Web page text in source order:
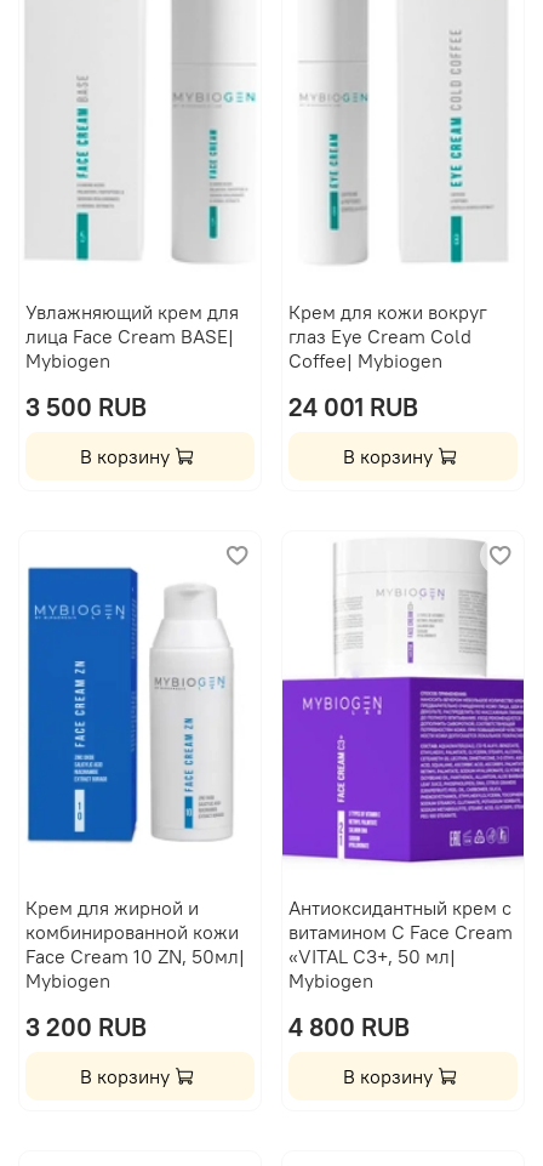
Увлажняющий крем для
лица Face Cream BASE|
Mybiogen
3 500 RUB
В корзину
Крем для кожи вокруг
глаз Eye Cream Cold
Coffee| Mybiogen
24 001 RUB
В корзину
Крем для жирной и
комбинированной кожи
Face Cream 10 ZN, 50мл|
Mybiogen
3 200 RUB
В корзину
Антиоксидантный крем с
витамином C Face Cream
«VITAL С3+, 50 мл|
Mybiogen
4 800 RUB
В корзину